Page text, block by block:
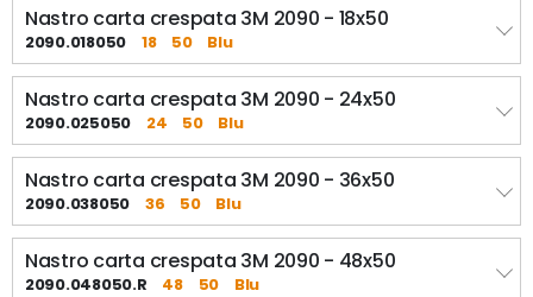
SGSCH-PEFC-COC-110078 carta certificata PEFC,
proveniente da foreste certificate,
gestite in modo responsabile
Nastro carta crespata 3M 2090 - 18x50
2090.018050 18 50 Blu
Nastro carta crespata 3M 2090 - 24x50
2090.025050 24 50 Blu
Nastro carta crespata 3M 2090 - 36x50
2090.038050 36 50 Blu
Nastro carta crespata 3M 2090 - 48x50
2090.048050.R 48 50 Blu